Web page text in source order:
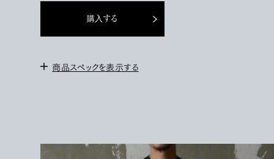
購入する
商品スペックを表示する
＜素材＞